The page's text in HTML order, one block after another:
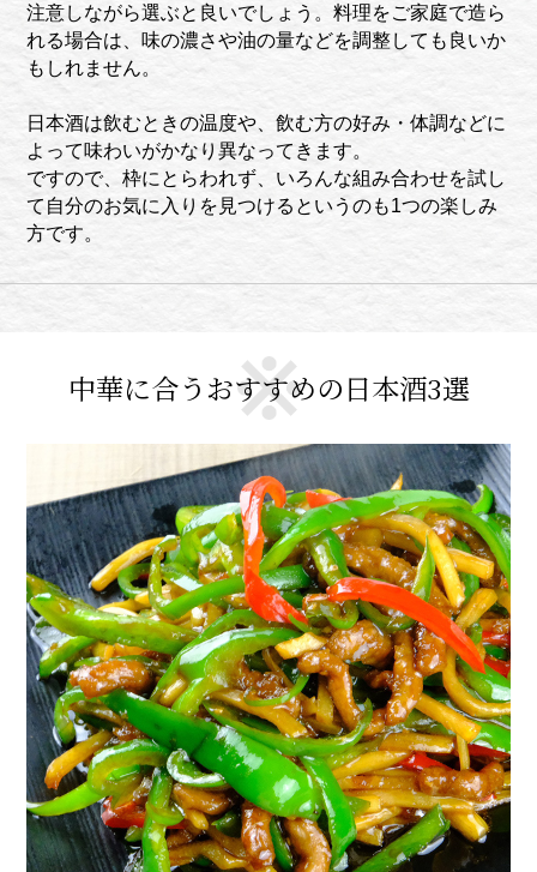
注意しながら選ぶと良いでしょう。料理をご家庭で造ら
れる場合は、味の濃さや油の量などを調整しても良いか
もしれません。
日本酒は飲むときの温度や、飲む方の好み・体調などに
よって味わいがかなり異なってきます。
ですので、枠にとらわれず、いろんな組み合わせを試し
て自分のお気に入りを見つけるというのも1つの楽しみ
方です。
中華に合うおすすめの日本酒3選